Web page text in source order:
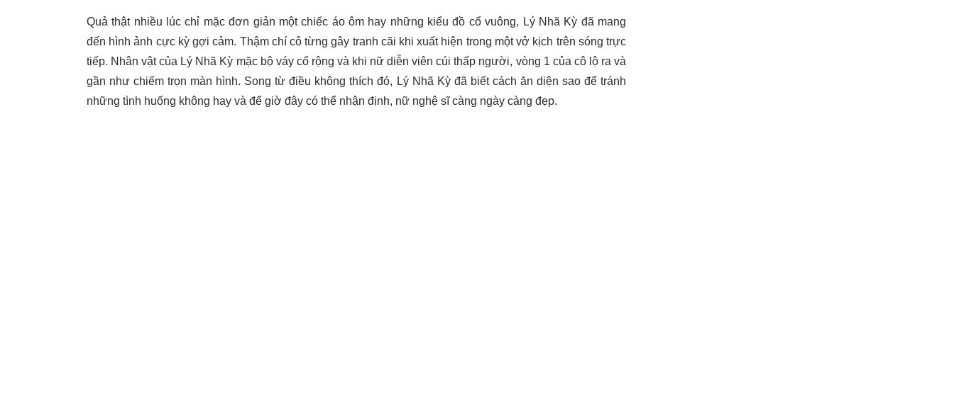
Quả thật nhiều lúc chỉ mặc đơn giản một chiếc áo ôm hay những kiểu đồ cổ vuông, Lý Nhã Kỳ đã mang
đến hình ảnh cực kỳ gợi cảm. Thậm chí cô từng gây tranh cãi khi xuất hiện trong một vở kịch trên sóng trực
tiếp. Nhân vật của Lý Nhã Kỳ mặc bộ váy cổ rộng và khi nữ diễn viên cúi thấp người, vòng 1 của cô lộ ra và
gần như chiếm trọn màn hình. Song từ điều không thích đó, Lý Nhã Kỳ đã biết cách ăn diện sao để tránh
những tình huống không hay và để giờ đây có thể nhận định, nữ nghệ sĩ càng ngày càng đẹp.